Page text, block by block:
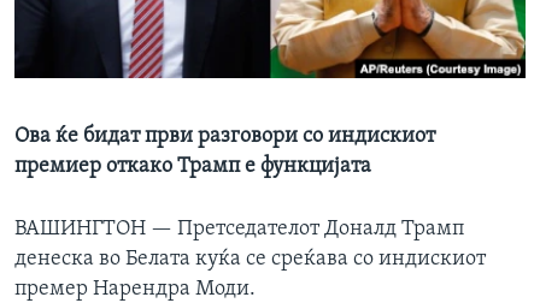
ИНТЕРВЈУА
Ова ќе бидат први разговори со индискиот
премиер откако Трамп е функцијата
ВАШИНГТОН — Претседателот Доналд Трамп
денеска во Белата куќа се среќава со индискиот
премер Нарендра Моди.